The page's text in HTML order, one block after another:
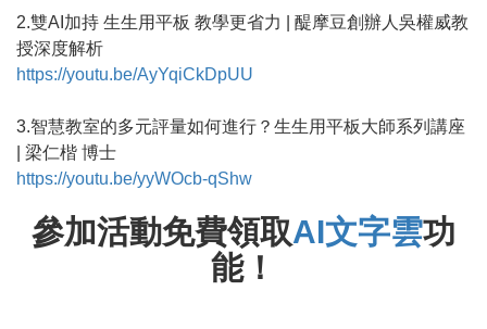
2.雙AI加持 生生用平板 教學更省力 | 醍摩豆創辦人吳權威教
授深度解析
https://youtu.be/AyYqiCkDpUU
3.智慧教室的多元評量如何進行？生生用平板大師系列講座
| 梁仁楷 博士
https://youtu.be/yyWOcb-qShw
參加活動免費領取AI文字雲功
能！